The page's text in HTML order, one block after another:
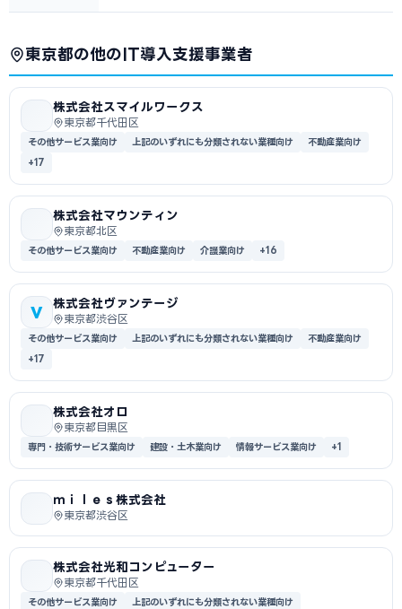
東京都の他のIT導入支援事業者
株式会社スマイルワークス
東京都千代田区
その他サービス業向け 上記のいずれにも分類されない業種向け
不動産業向け
+17
株式会社マウンティン
東京都北区
その他サービス業向け 不動産業向け 介護業向け +16
V
株式会社ヴァンテージ
東京都渋谷区
その他サービス業向け 上記のいずれにも分類されない業種向け
不動産業向け
+17
株式会社オロ
東京都目黒区
専門・技術サービス業向け 建設・土木業向け 情報サービス業向け +1
ｍｉｌｅｓ株式会社
東京都渋谷区
株式会社光和コンピューター
東京都千代田区
その他サービス業向け
上記のいずれにも分類されない業種向け